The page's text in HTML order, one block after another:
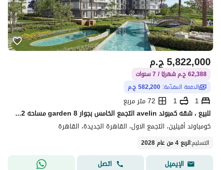
ج.م5,822,000
62,388 ج.م شهريًا / 7 سنوات
الدفعة المقدّمة: 582,200 ج.م
1
1
72 متر مربع
للبيع ، شقه كمبوند avelin التجمع الخامس بجوار garden 8 مساحه 72م تلسيم خلال سنه اقوي لوكيشن في قلب التجمع الخامس
كومباوند أفيلين، التجمع الاول، القاهرة الجديدة، القاهرة
التسليم:الربع 4 من عام 2028
الإيميل اتصل